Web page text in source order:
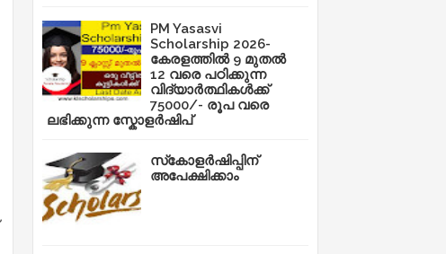
PM Yasasvi
Scholarship 2026-
കേരളത്തിൽ 9 മുതൽ
12 വരെ പഠിക്കുന്ന
വിദ്യാർത്ഥികൾക്ക്
75000/- രൂപ വരെ
ലഭിക്കുന്ന സ്കോളർഷിപ്
സ്‌കോളർഷിപ്പിന്
അപേക്ഷിക്കാം